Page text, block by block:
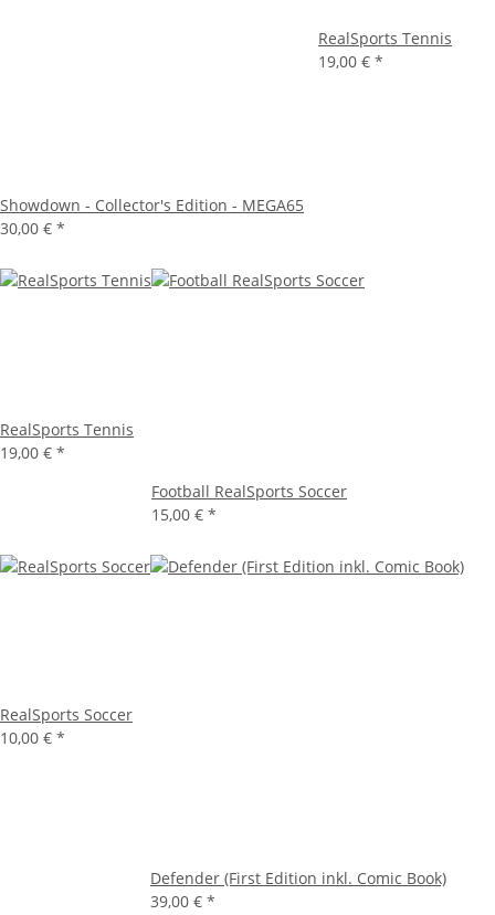
Showdown - Collector's Edition - MEGA65
30,00 € *
RealSports Tennis
19,00 € *
RealSports Tennis
19,00 € *
Football RealSports Soccer
15,00 € *
RealSports Soccer
10,00 € *
Defender (First Edition inkl. Comic Book)
39,00 € *